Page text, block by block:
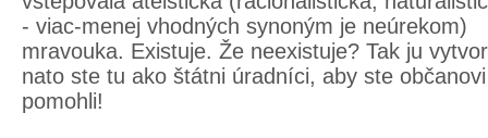
- viac-menej vhodných synoným je neúrekom)
mravouka. Existuje. Že neexistuje? Tak ju
nato ste tu ako štátni úradníci, aby ste občanovi
pomohli!